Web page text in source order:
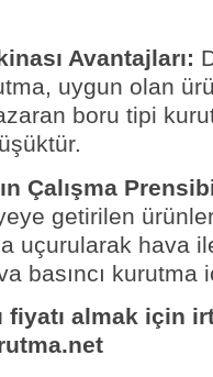
Avantajları:
uygun olan
boru tipi
Çalışma
getirilen
uçurularak hava
basıncı
fiyatı almak için